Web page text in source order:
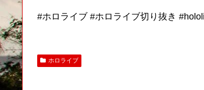
#ホロライブ #ホロライブ切り抜き
ホロライブ